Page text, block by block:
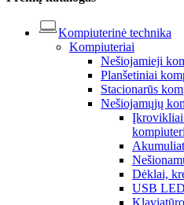
Kompiuterinė technika
Kompiuteriai
Nešiojamieji
Planšetiniai
Stacionarūs
Nešiojamųjų
Įkrovikliai
Dėklai,
USB